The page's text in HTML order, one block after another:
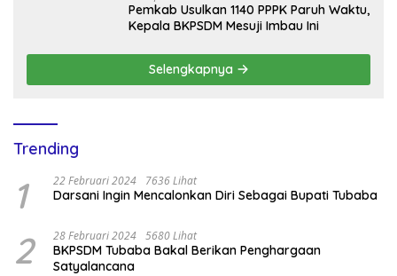
Pemkab Usulkan 1140 PPPK Paruh Waktu,
Kepala BKPSDM Mesuji Imbau Ini
Selengkapnya
Trending
1 22 Februari 2024 7636 Lihat
Darsani Ingin Mencalonkan Diri Sebagai Bupati Tubaba
2 28 Februari 2024 5680 Lihat
BKPSDM Tubaba Bakal Berikan Penghargaan
Satyalancana